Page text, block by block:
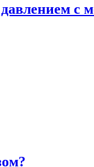
с